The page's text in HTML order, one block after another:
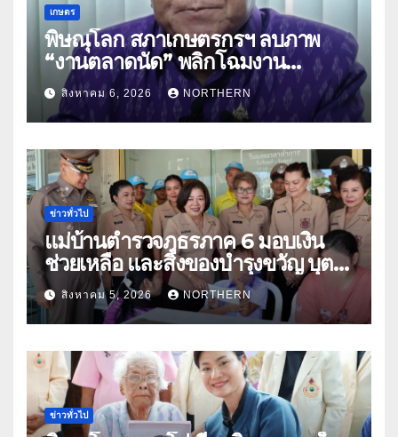
เกษตร
พิษณุโลก สภาเกษตรกรฯ ลบภาพ
“งานตลาดนัด” พลิกโฉมงาน
“เกษตรรุ่งเรืองเมืองสองแคว 69” มุ่ง
ประโยชน์เกษตรกร ดึงนวัตกรรม-จับ
คู่ธุรกิจดันสินค้าเกษตรสู่สากล (คลิป)
สิงหาคม 6, 2026 NORTHERN
ข่าวทั่วไป
แม่บ้านตำรวจภูธรภาค 6 มอบเงิน
ช่วยเหลือ และสิ่งของบำรุงขวัญ บุตร-
ธิดา ข้าราชการตำรวจจังหวัด
อุทัยธานี
สิงหาคม 5, 2026 NORTHERN
ข่าวทั่วไป